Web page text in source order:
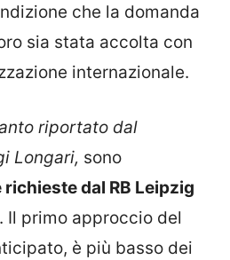
che la domanda
sia stata accolta con
internazionale.
riportato dal
Longari, sono
richieste dal RB Leipzig
. Il primo approccio del
è più basso dei